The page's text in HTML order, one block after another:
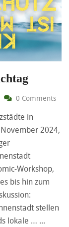
0 Comments
in
2024,
Workshop,
bis hin zum
stellen
lokale …